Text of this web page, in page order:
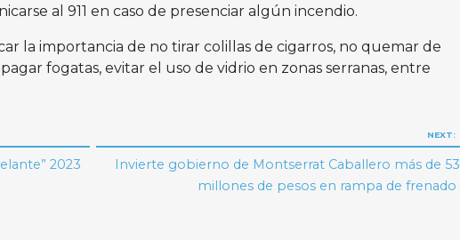
al 911 en caso de presenciar algún incendio.
la importancia de no tirar colillas de cigarros, no quemar de
fogatas, evitar el uso de vidrio en zonas serranas, entre
2023
NEXT:
Invierte gobierno de Montserrat Caballero más de 53
millones de pesos en rampa de frenado